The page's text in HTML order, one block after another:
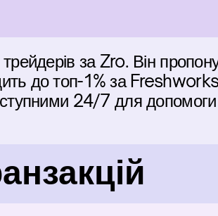
за Zro. Він
до топ-1% за
24/7 для